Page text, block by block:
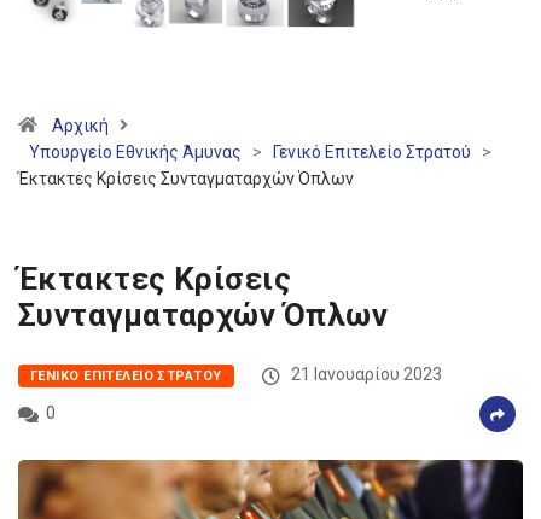
Αρχική
Υπουργείο Εθνικής Άμυνας
> Γενικό Επιτελείο Στρατού
>
Έκτακτες Κρίσεις Συνταγματαρχών Όπλων
Έκτακτες Κρίσεις
Συνταγματαρχών Όπλων
ΓΕΝΙΚΌ ΕΠΙΤΕΛΕΊΟ ΣΤΡΑΤΟΎ
21 Ιανουαρίου 2023
0